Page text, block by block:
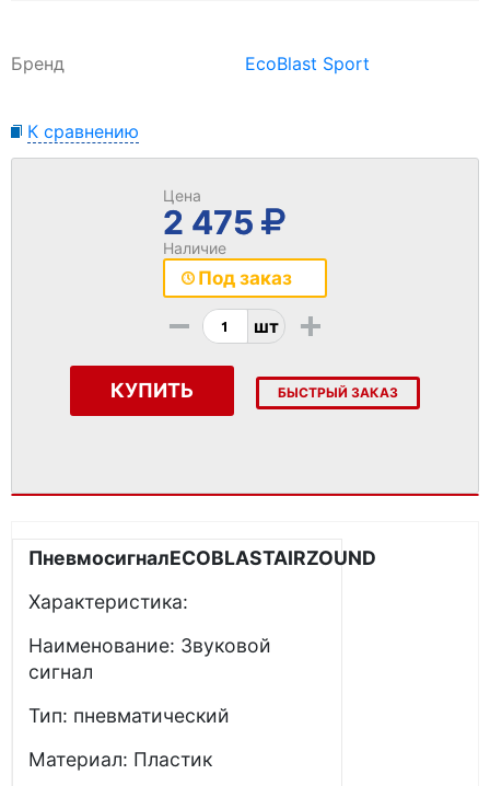
Бренд EcoBlast Sport
К сравнению
Цена
2 475
Наличие
Под заказ
- шт +
КУПИТЬ БЫСТРЫЙ ЗАКАЗ
ПневмосигналECOBLASTAIRZOUND
Характеристика:
Наименование: Звуковой
сигнал
Тип: пневматический
Материал: Пластик